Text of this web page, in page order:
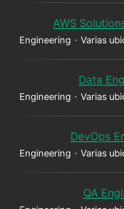
AWS
Engineering · Varias
Data
Engineering · Varias
DevOps
Engineering · Varias
QA